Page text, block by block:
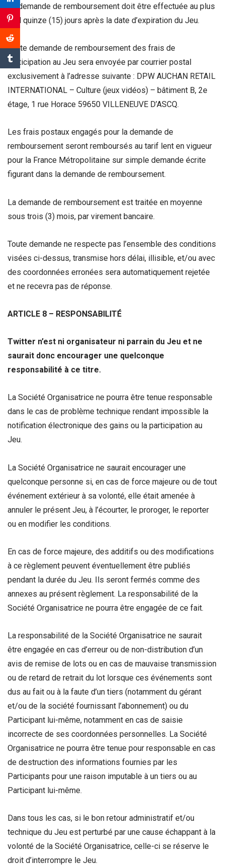
La demande de remboursement doit être effectuée au plus
tard quinze (15) jours après la date d’expiration du Jeu.
Toute demande de remboursement des frais de
participation au Jeu sera envoyée par courrier postal
exclusivement à l’adresse suivante : DPW AUCHAN RETAIL
INTERNATIONAL – Culture (jeux vidéos) – bâtiment B, 2e
étage, 1 rue Horace 59650 VILLENEUVE D’ASCQ.
Les frais postaux engagés pour la demande de
remboursement seront remboursés au tarif lent en vigueur
pour la France Métropolitaine sur simple demande écrite
figurant dans la demande de remboursement.
La demande de remboursement est traitée en moyenne
sous trois (3) mois, par virement bancaire.
Toute demande ne respecte pas l’ensemble des conditions
visées ci-dessus, transmise hors délai, illisible, et/ou avec
des coordonnées erronées sera automatiquement rejetée
et ne recevra pas de réponse.
ARTICLE 8 – RESPONSABILITÉ
Twitter n’est ni organisateur ni parrain du Jeu et ne
saurait donc encourager une quelconque
responsabilité à ce titre.
La Société Organisatrice ne pourra être tenue responsable
dans le cas de problème technique rendant impossible la
notification électronique des gains ou la participation au
Jeu.
La Société Organisatrice ne saurait encourager une
quelconque personne si, en cas de force majeure ou de tout
événement extérieur à sa volonté, elle était amenée à
annuler le présent Jeu, à l’écourter, le proroger, le reporter
ou en modifier les conditions.
En cas de force majeure, des additifs ou des modifications
à ce règlement peuvent éventuellement être publiés
pendant la durée du Jeu. Ils seront fermés comme des
annexes au présent règlement. La responsabilité de la
Société Organisatrice ne pourra être engagée de ce fait.
La responsabilité de la Société Organisatrice ne saurait
être engagée en cas d’erreur ou de non-distribution d’un
avis de remise de lots ou en cas de mauvaise transmission
ou de retard de retrait du lot lorsque ces événements sont
dus au fait ou à la faute d’un tiers (notamment du gérant
et/ou de la société fournissant l’abonnement) ou du
Participant lui-même, notamment en cas de saisie
incorrecte de ses coordonnées personnelles. La Société
Organisatrice ne pourra être tenue pour responsable en cas
de destruction des informations fournies par les
Participants pour une raison imputable à un tiers ou au
Participant lui-même.
Dans tous les cas, si le bon retour administratif et/ou
technique du Jeu est perturbé par une cause échappant à la
volonté de la Société Organisatrice, celle-ci se réserve le
droit d’interrompre le Jeu.